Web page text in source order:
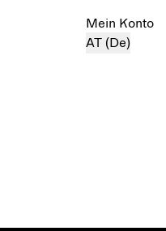
Mein Konto
AT (De)